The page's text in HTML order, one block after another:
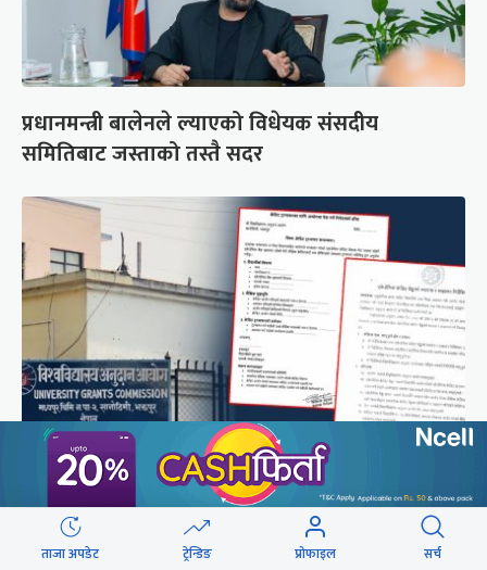
प्रधानमन्त्री बालेनले ल्याएको विधेयक संसदीय
समितिबाट जस्ताको तस्तै सदर
शैक्षिक क्रेडिट बैंक : विदेशमा अध्ययन पूरा नगरी फर्किए
नेपालमा निरन्तरता
ताजा अपडेट ट्रेन्डिङ प्रोफाइल सर्च